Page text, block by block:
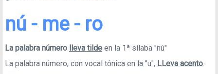
nú - me - ro
La palabra número lleva tilde en la 1ª sílaba "nú"
La palabra número, con vocal tónica en la "u", LLeva acento.